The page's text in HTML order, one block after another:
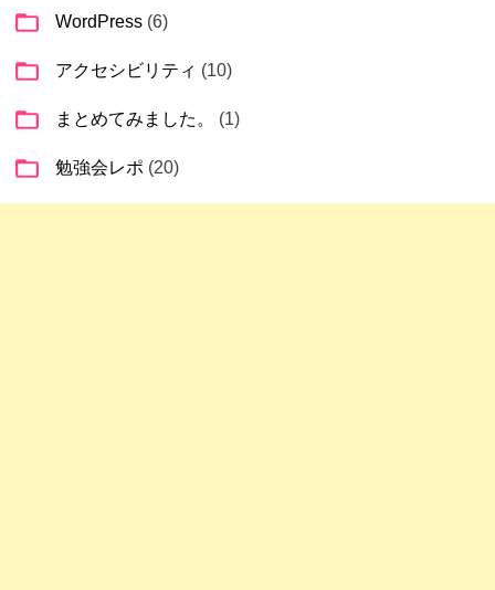
ー
シ
WordPress (6)
アクセシビリティ (10)
まとめてみました。 (1)
勉強会レポ (20)